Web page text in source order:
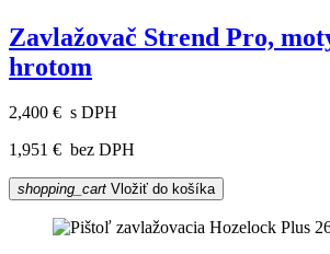
Zavlažovač Strend Pro,
hrotom
2,400 € s DPH
1,951 € bez DPH
shopping_cart Vložiť do košíka